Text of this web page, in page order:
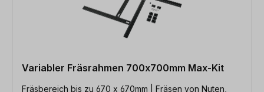
Variabler Fräsrahmen 700x700mm Max-Kit
Fräsbereich bis zu 670 x 670mm | Fräsen von Nuten,